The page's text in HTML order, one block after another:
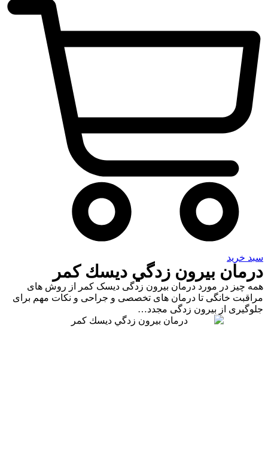
سبد خرید
درمان بيرون زدگي ديسك كمر
همه چیز در مورد درمان بیرون زدگی دیسک کمر از روش های
مراقبت خانگی تا درمان های تخصصی و جراحی و نکات مهم برای
جلوگیری از بیرون زدگی مجدد…